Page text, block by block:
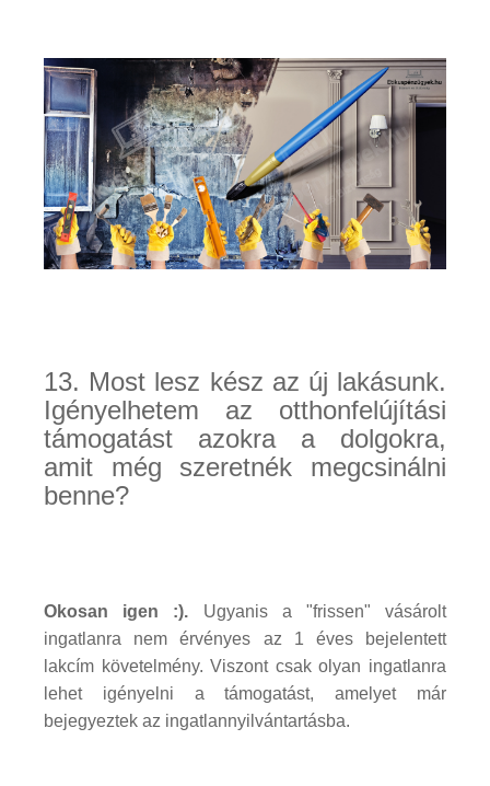
13. Most lesz kész az új lakásunk.
Igényelhetem az otthonfelújítási
támogatást azokra a dolgokra,
amit még szeretnék megcsinálni
benne?
Okosan igen :). Ugyanis a "frissen" vásárolt
ingatlanra nem érvényes az 1 éves bejelentett
lakcím követelmény. Viszont csak olyan ingatlanra
lehet igényelni a támogatást, amelyet már
bejegyeztek az ingatlannyilvántartásba.